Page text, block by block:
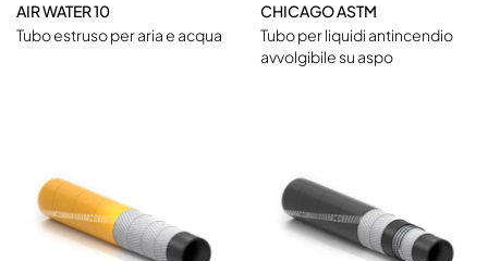
AIR WATER 10
Tubo estruso per aria e acqua
CHICAGO ASTM
Tubo per liquidi antincendio
avvolgibile su aspo